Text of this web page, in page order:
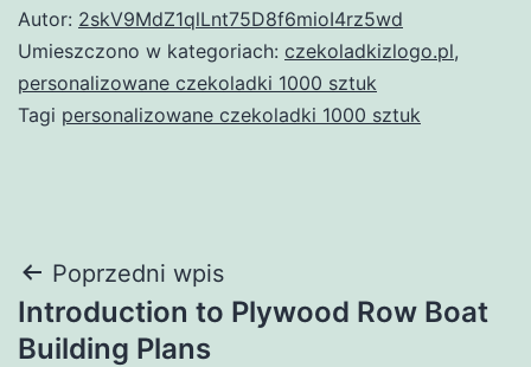
Autor: 2skV9MdZ1qlLnt75D8f6mioI4rz5wd
Umieszczono w kategoriach: czekoladkizlogo.pl,
personalizowane czekoladki 1000 sztuk
Tagi personalizowane czekoladki 1000 sztuk
Nawigacja
wpisu
Poprzedni wpis
Introduction to Plywood Row Boat
Building Plans